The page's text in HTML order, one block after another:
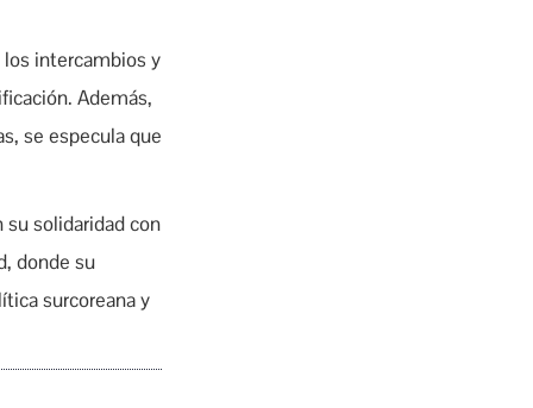
intercambios y
Además,
se especula que
solidaridad con
donde su
surcoreana y